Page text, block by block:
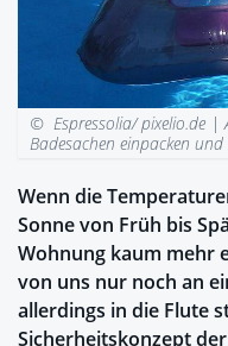
© Espressolia/ pixelio.de |
Badesachen einpacken
Wenn die
Sonne von Früh bis
Wohnung kaum mehr
von uns nur noch an
allerdings in die Flute
Sicherheitskonzept